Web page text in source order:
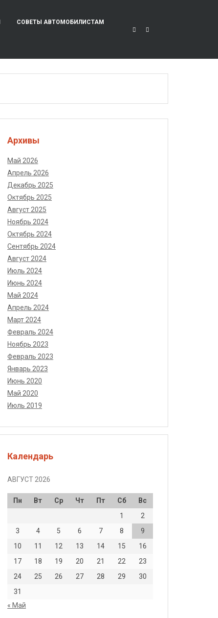
СОВЕТЫ АВТОМОБИЛИСТАМ
Архивы
Май 2026
Апрель 2026
Декабрь 2025
Октябрь 2025
Август 2025
Ноябрь 2024
Октябрь 2024
Сентябрь 2024
Август 2024
Июль 2024
Июнь 2024
Май 2024
Апрель 2024
Март 2024
Февраль 2024
Ноябрь 2023
Февраль 2023
Январь 2023
Июнь 2020
Май 2020
Июль 2019
Календарь
АВГУСТ 2026
Пн Вт Ср Чт Пт Сб
Вс
1
2
3
4 5 6 7 8
9
10
11 12 13 14 15
16
17
18 19 20 21 22
23
24
25 26 27 28 29
30
31
« Май